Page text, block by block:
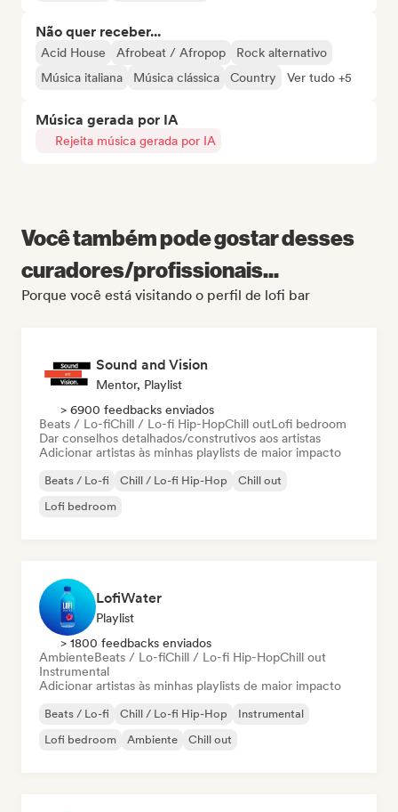
Não quer receber...
Acid House Afrobeat / Afropop
Rock alternativo
Música italiana
Música clássica Country Ver tudo +5
Música gerada por IA
Rejeita música gerada por IA
Você também pode gostar desses
curadores/profissionais...
Porque você está visitando o perfil de lofi bar
Sound and Vision
Mentor, Playlist
> 6900 feedbacks enviados
Beats / Lo-fiChill / Lo-fi Hip-HopChill outLofi bedroom
Dar conselhos detalhados/construtivos aos artistas
Adicionar artistas às minhas playlists de maior impacto
Beats / Lo-fi Chill / Lo-fi Hip-Hop
Chill out
Lofi bedroom
LofiWater
Playlist
> 1800 feedbacks enviados
AmbienteBeats / Lo-fiChill / Lo-fi Hip-HopChill out
Instrumental
Adicionar artistas às minhas playlists de maior impacto
Beats / Lo-fi Chill / Lo-fi Hip-Hop
Instrumental
Lofi bedroom
Ambiente Chill out